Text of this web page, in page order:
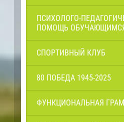
ПСИХОЛОГО-
ПОМОЩЬ
СПОРТИВНЫЙ КЛУБ
80 ПОБЕДА 1945-2025
ФУНКЦИОНАЛЬНАЯ